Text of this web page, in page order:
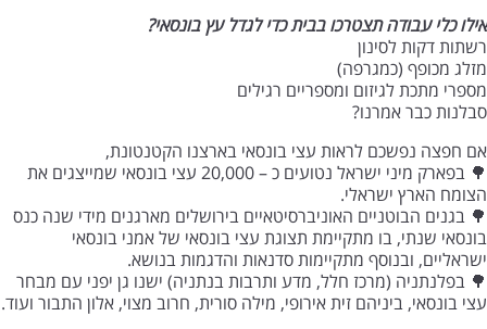
אילו כלי עבודה תצטרכו בבית כדי לגדל עץ בונסאי?
רשתות דקות לסינון
מזלג מכופף (כמגרפה)
מספרי מתכת לגיזום ומספריים רגילים
סבלנות כבר אמרנו?
אם חפצה נפשכם לראות עצי בונסאי בארצנו הקטנטונת,
🌳 בפארק מיני ישראל נטועים כ – 20,000 עצי בונסאי שמייצגים את
הצומח הארץ ישראלי.
🌳 בגנים הבוטניים האוניברסיטאיים בירושלים מארגנים מידי שנה כנס
בונסאי שנתי, בו מתקיימת תצוגת עצי בונסאי של אמני בונסאי
ישראליים, ובנוסף מתקיימות סדנאות והדגמות בנושא.
🌳 בפלנתניה (מרכז חלל, מדע ותרבות בנתניה) ישנו גן יפני עם מבחר
עצי בונסאי, ביניהם זית אירופי, מילה סורית, חרוב מצוי, אלון התבור ועוד.